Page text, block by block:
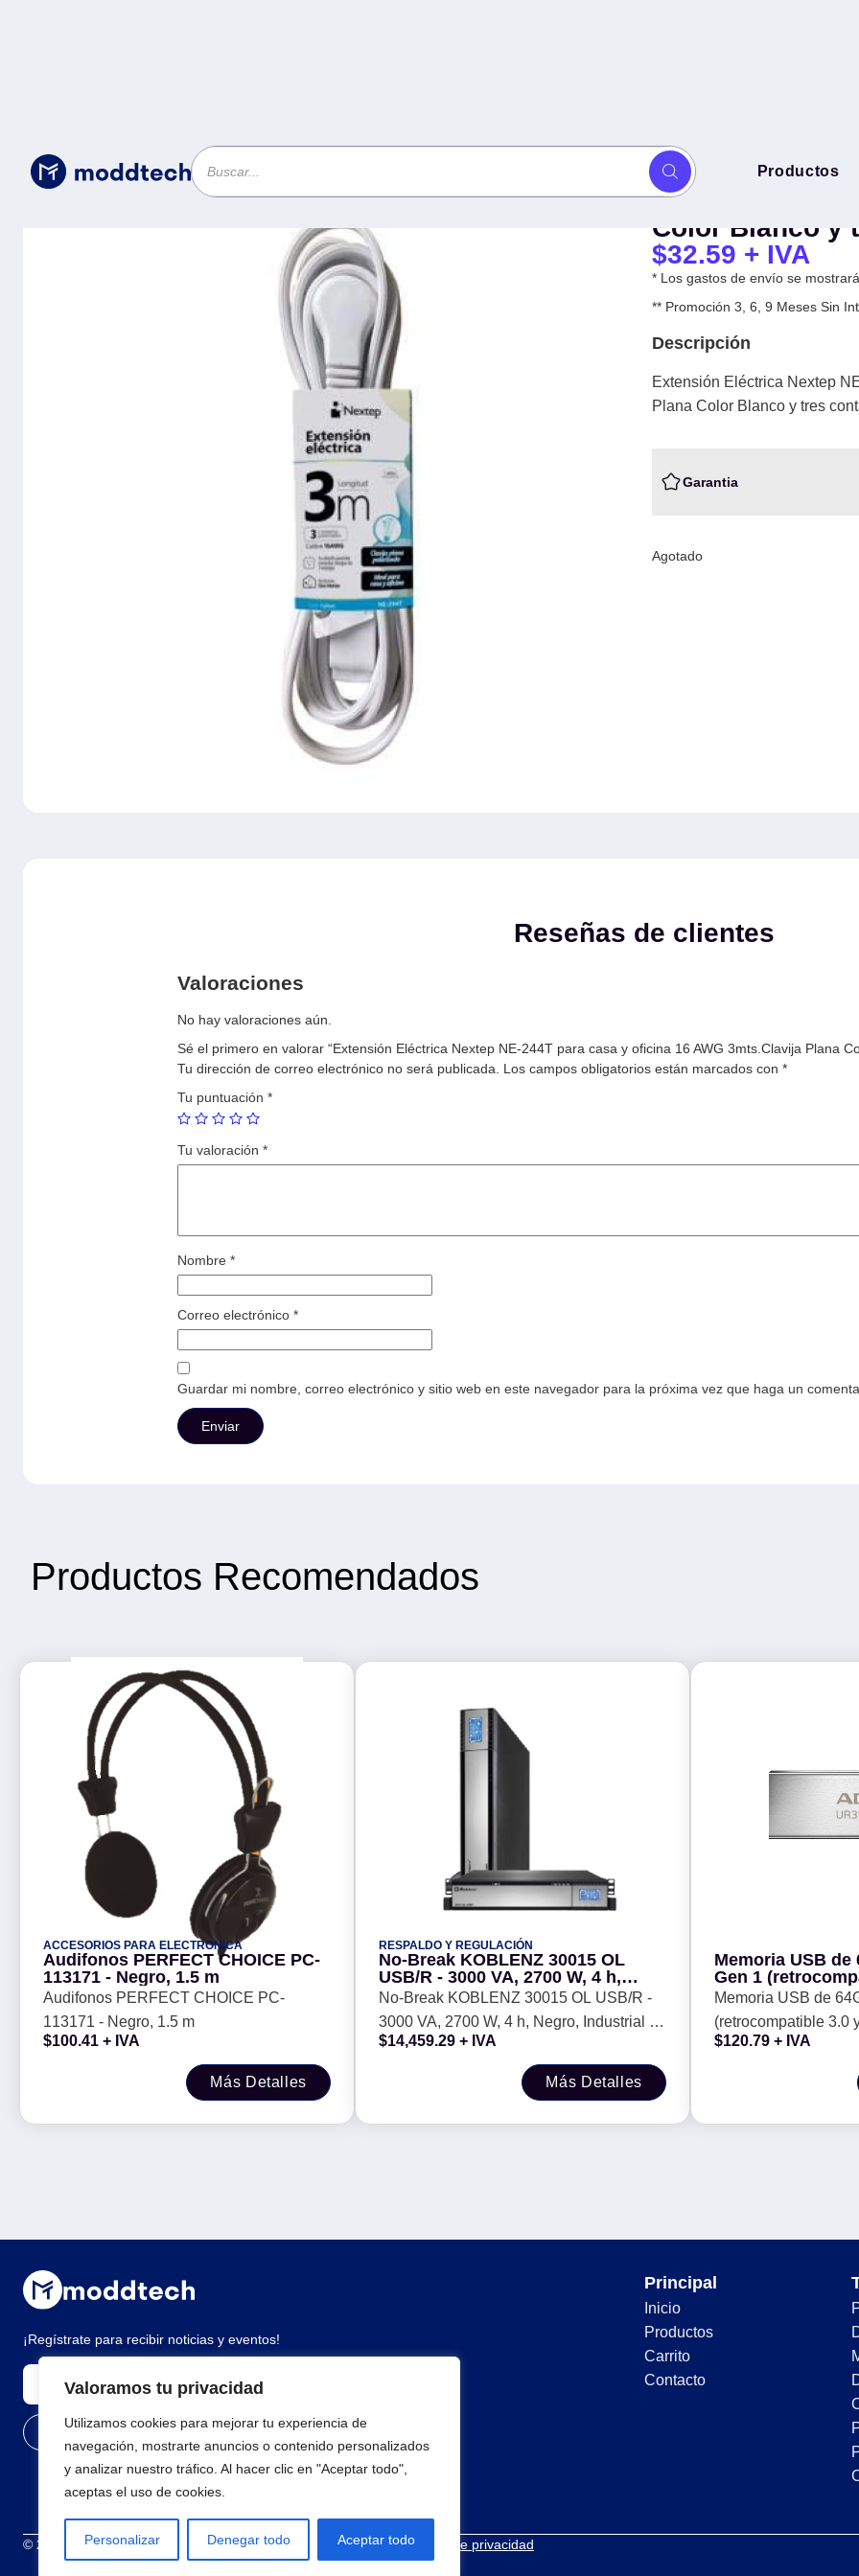
Valoramos tu privacidad
Utilizamos cookies para mejorar tu experiencia de
navegación, mostrarte anuncios o contenido personalizados
y analizar nuestro tráfico. Al hacer clic en "Aceptar todo",
aceptas el uso de cookies.
Personalizar Denegar todo Aceptar todo
Productos
Sin categoría/Extensión Eléctrica Nextep NE-244T para casa y oficina 16 AWG
3mts.Clavija Plana Color Blanco y tres contactos polarizados -
Extensión
casa y oficina
Color Blanco y
$32.59 + IVA
* Los gastos de envío se
** Promoción 3, 6, 9 Meses Sin
Descripción
Extensión Eléctrica Nextep
Plana Color Blanco y tres
Garantia
Agotado
Reseñas de clientes
Valoraciones
No hay valoraciones aún.
Sé el primero en valorar “Extensión Eléctrica Nextep NE-244T para casa y oficina 16 AWG 3mts.Clavija Plana
Tu dirección de correo electrónico no será publicada.
Los campos obligatorios están marcados con *
Tu puntuación *
Tu valoración *
Nombre *
Correo electrónico *
Guardar mi nombre, correo electrónico y sitio web en este navegador para la próxima vez que haga un
Productos Recomendados
ACCESORIOS PARA ELECTRONICA
Audifonos PERFECT CHOICE PC-
113171 - Negro, 1.5 m
Audifonos PERFECT CHOICE PC-
113171 - Negro, 1.5 m
$100.41 + IVA
Más Detalles
RESPALDO Y REGULACIÓN
No-Break KOBLENZ 30015 OL
USB/R - 3000 VA, 2700 W, 4 h,
Negro, Industrial y Oficina
No-Break KOBLENZ 30015 OL USB/R -
3000 VA, 2700 W, 4 h, Negro, Industrial y
Oficina
$14,459.29 + IVA
Más Detalles
Memoria USB de
Gen 1
diseño elegante
Metálico, negro.
RSR/BK
Memoria USB de
(retrocompatible 3.0
elegante sin tapa.
$120.79 + IVA
¡Regístrate para recibir noticias y eventos!
Principal
Inicio
Productos
Carrito
Contacto
© 2026 Todos los derechos reservados Términos y condicionesPolítica de privacidad